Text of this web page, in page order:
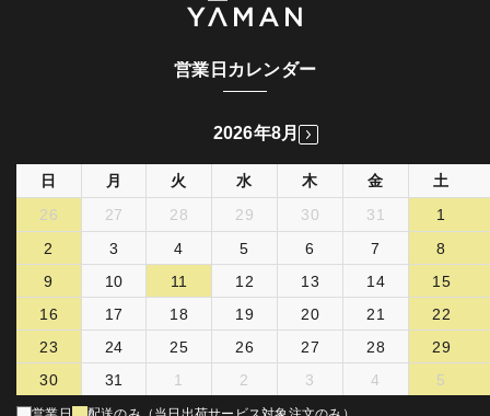
営業日カレンダー
2026年8月
日 月 火 水 木 金
土
26
27 28 29 30 31
1
2
3 4 5 6 7
8
9
10 11 12 13 14
15
16
17 18 19 20 21
22
23
24 25 26 27 28
29
30
31 1 2 3 4 5